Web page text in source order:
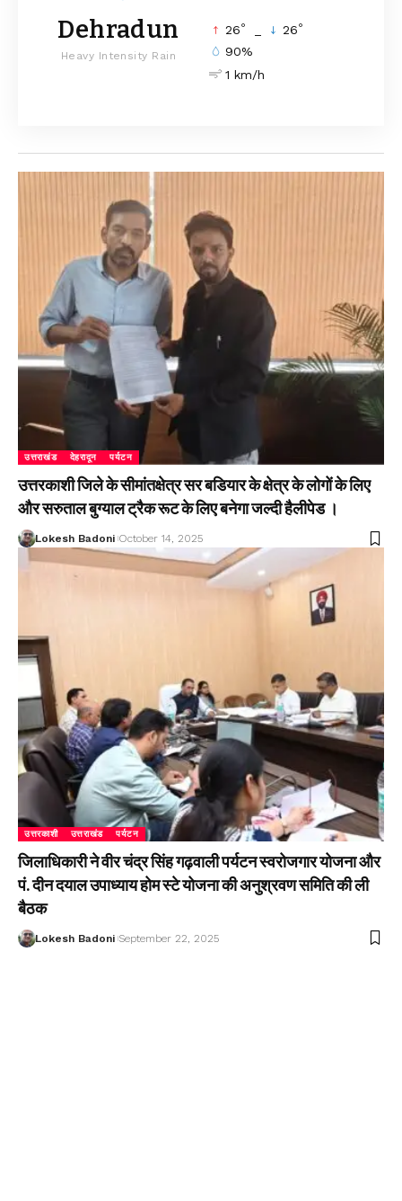
Dehradun
Heavy Intensity Rain
26° 26°
90%
1 km/h
उत्तराखंड देहरादून पर्यटन
उत्तरकाशी जिले के सीमांतक्षेत्र सर बडियार के क्षेत्र के लोगों के लिए
और सरुताल बुग्याल ट्रैक रूट के लिए बनेगा जल्दी हैलीपेड ।
Lokesh Badoni October 14, 2025
उत्तरकाशी उत्तराखंड पर्यटन
जिलाधिकारी ने वीर चंद्र सिंह गढ़वाली पर्यटन स्वरोजगार योजना और
पं. दीन दयाल उपाध्याय होम स्टे योजना की अनुश्रवण समिति की ली
बैठक
Lokesh Badoni September 22, 2025